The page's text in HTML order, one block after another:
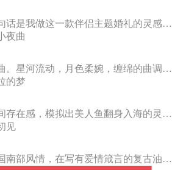
陪伴是长情的告白，这句话是我做这一款伴侣主题婚礼的灵感。今年大热的珊瑚橙带来了一如陪伴的温暖和细腻，半圆为载体的发光情侣头像深情对望，一起组成完整的圆环，一如初见时的美好，又似陪伴一生的美满。
灵感源于灵动的月夜之曲。星河流动，月色柔婉，缠绵的曲调自花叶间隐隐传来，撩人心弦。
从美学和立体学展现空间存在感，模拟出美人鱼翻身入海的灵动意韵，将视觉效果铺延至海平面，既交织出柔和梦幻质感，又如浪花般波光伏动，熠熠闪耀。
灵感源于浪漫清新的法国南部风情，在写有爱情箴言的复古油画卷轴前，互诉诺言，相守一生。